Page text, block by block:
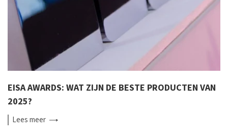
EISA AWARDS: WAT ZIJN DE BESTE PRODUCTEN VAN
2025?
Leesmeer